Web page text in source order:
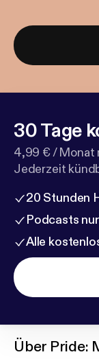
30 Tage
4,99 € / Monat
Jederzeit
20 Stunden
Podcasts
Alle
Über Pride: